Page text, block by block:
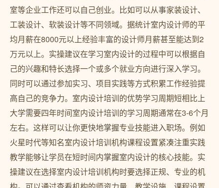
室等企业工作还可以自己创业。比如可以从事家装设计、
工装设计、软装设计等不同领域。据统计室内设计师的平
均月薪在8000元以上经验丰富的设计师月薪甚至能达到2
万元以上。实操建议在学习室内设计的过程中可以根据自
己的兴趣和特长选择一个或多个就业方向进行深入学习。
同时可以通过参加实习、项目实践等方式积累工作经验提
高自己的竞争力。室内设计培训的优势学习周期短相比上
大学需要四年时间室内设计培训的学习周期通常在3-6个月
左右。这样可以让你更快地掌握专业技能进入职场。例如
火星时代等知名室内设计培训机构课程设置紧凑注重实践
教学能够让学员在短时间内掌握室内设计的核心技能。实
操建议在选择室内设计培训机构时要选择正规、专业的机